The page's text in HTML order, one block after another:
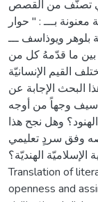
وهي تصنّف من القصص
بـــ : " حوار
بلوهر ويوذاسف ـــ
بين ما قدّمهُ كل من
القيم الإنسانيّة
البحث الإجابة عن
وجهاً من أوجه
وهل نجح هذا
وفق سردٍ تعليمي
الهنديّة؟
Translation of
openness and